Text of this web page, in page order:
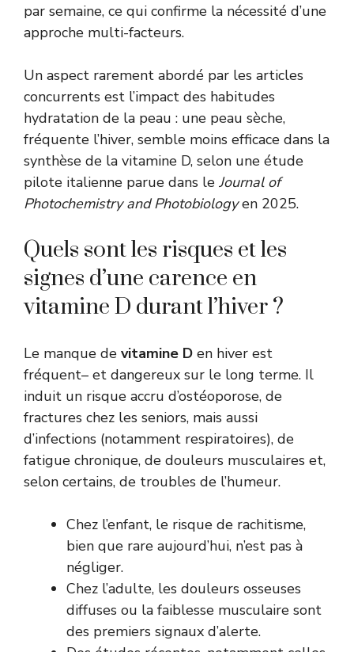
par semaine, ce qui confirme la nécessité d’une
approche multi-facteurs.
Un aspect rarement abordé par les articles
concurrents est l’impact des habitudes
hydratation de la peau : une peau sèche,
fréquente l’hiver, semble moins efficace dans la
synthèse de la vitamine D, selon une étude
pilote italienne parue dans le Journal of
Photochemistry and Photobiologyen 2025.
Quels sont les risques et les
signes d’une carence en
vitamine D durant l’hiver ?
Le manque de vitamine D en hiver est
fréquent– et dangereux sur le long terme. Il
induit un risque accru d’ostéoporose, de
fractures chez les seniors, mais aussi
d’infections (notamment respiratoires), de
fatigue chronique, de douleurs musculaires et,
selon certains, de troubles de l’humeur.
Chez l’enfant, le risque de rachitisme,
bien que rare aujourd’hui, n’est pas à
négliger.
Chez l’adulte, les douleurs osseuses
diffuses ou la faiblesse musculaire sont
des premiers signaux d’alerte.